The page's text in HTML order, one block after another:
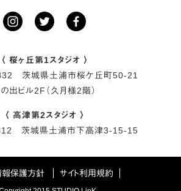
〈 桜ヶ丘第1スタジオ 〉
茨城県土浦市桜ケ丘町50-21
出ビル2F（久月様2階）
〈 高津第2スタジオ 〉
茨城県土浦市下高津3-15-15
保護方針 サイト利用規約